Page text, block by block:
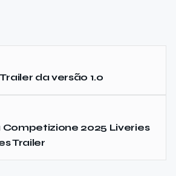
da versão 1.0
2025 Liveries
Trailer